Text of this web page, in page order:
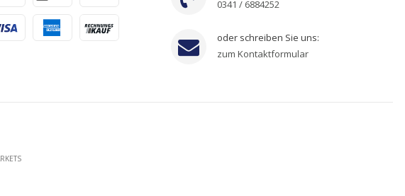
0341 / 6884252
oder schreiben Sie uns:
zum Kontaktformular